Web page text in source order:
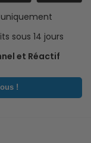
uniquement
sous 14 jours
et Réactif
!